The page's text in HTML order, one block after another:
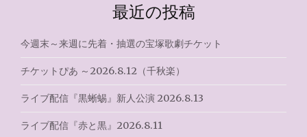
シ
ョ
ン
最近の投稿
今週末～来週に先着・抽選の宝塚歌劇チケット
チケットぴあ ～2026.8.12（千秋楽）
ライブ配信『黒蜥蜴』新人公演 2026.8.13
ライブ配信『赤と黒』2026.8.11